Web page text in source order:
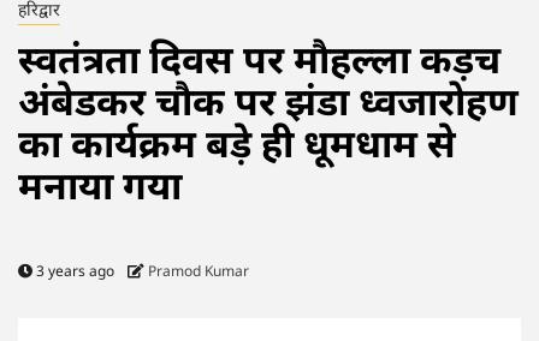
हरिद्वार
स्वतंत्रता दिवस पर मौहल्ला कड़च
अंबेडकर चौक पर झंडा ध्वजारोहण
का कार्यक्रम बड़े ही धूमधाम से
मनाया गया
3 years ago Pramod Kumar